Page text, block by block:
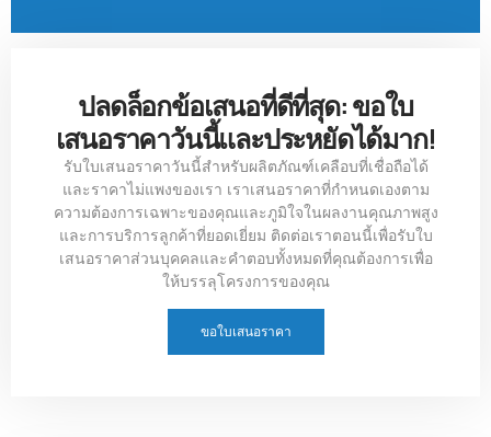
ปลดล็อกข้อเสนอที่ดีที่สุด: ขอใบ
เสนอราคาวันนี้และประหยัดได้มาก!
รับใบเสนอราคาวันนี้สำหรับผลิตภัณฑ์เคลือบที่เชื่อถือได้
และราคาไม่แพงของเรา เราเสนอราคาที่กำหนดเองตาม
ความต้องการเฉพาะของคุณและภูมิใจในผลงานคุณภาพสูง
และการบริการลูกค้าที่ยอดเยี่ยม ติดต่อเราตอนนี้เพื่อรับใบ
เสนอราคาส่วนบุคคลและคำตอบทั้งหมดที่คุณต้องการเพื่อ
ให้บรรลุโครงการของคุณ
ขอใบเสนอราคา